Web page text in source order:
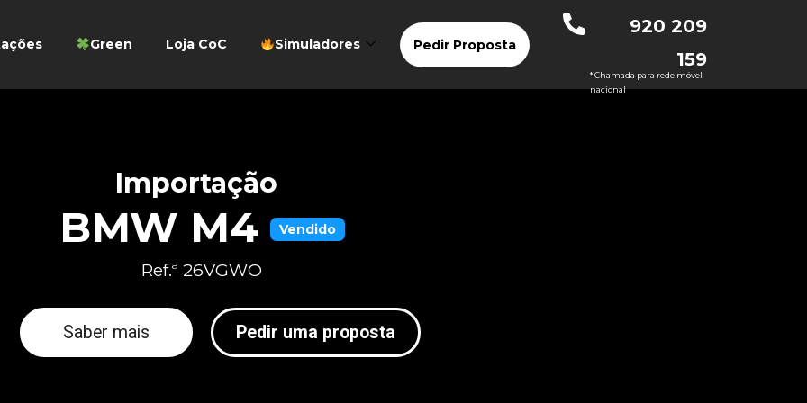
Green Loja CoC Simuladores Pedir Proposta
920 209
159
* Chamada para rede móvel
nacional
Importação
BMW M4 Vendido
Ref.ª 26VGWO
Saber mais Pedir uma proposta